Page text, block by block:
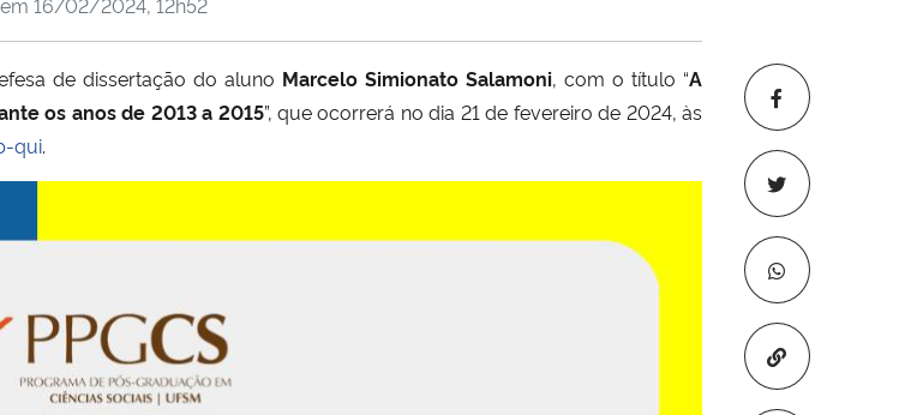
Copiar para
de dissertação do aluno Marcelo Simionato Salamoni, com o título “A
os anos de 2013 a 2015”, que ocorrerá no dia 21 de fevereiro de 2024, às
qui.